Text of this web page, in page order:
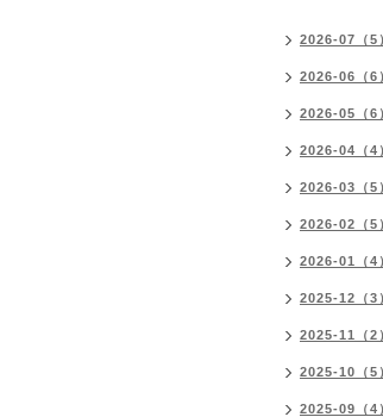
2026-07（5
2026-06（6
2026-05（6
2026-04（4
2026-03（5
2026-02（5
2026-01（4
2025-12（3
2025-11（2
2025-10（5
2025-09（4